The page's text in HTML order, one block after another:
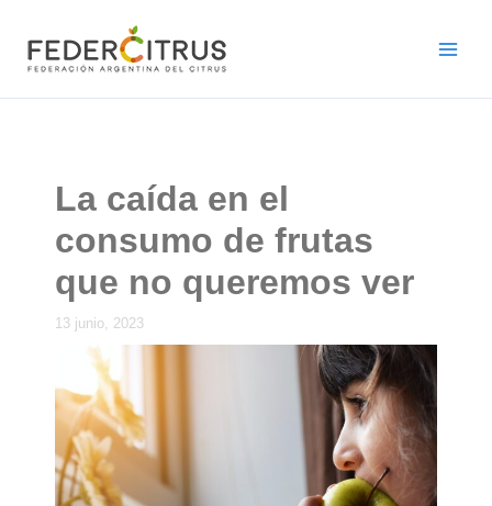
contenido
La caída en el
consumo de frutas
que no queremos ver
13 junio, 2023